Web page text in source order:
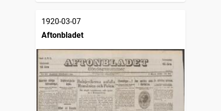
1920-03-07
Aftonbladet